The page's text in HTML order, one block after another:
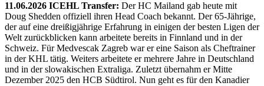
11.06.2026 ICEHL Transfer: Der HC Mailand gab heute mit
Doug Shedden offiziell ihren Head Coach bekannt. Der 65-Jährige,
der auf eine dreißigjährige Erfahrung in einigen der besten Ligen der
Welt zurückblicken kann arbeitete bereits in Finnland und in der
Schweiz. Für Medvescak Zagreb war er eine Saison als Cheftrainer
in der KHL tätig. Weiters arbeitete er mehrere Jahre in Deutschland
und in der slowakischen Extraliga. Zuletzt übernahm er Mitte
Dezember 2025 den HCB Südtirol. Nun geht es für den Kanadier